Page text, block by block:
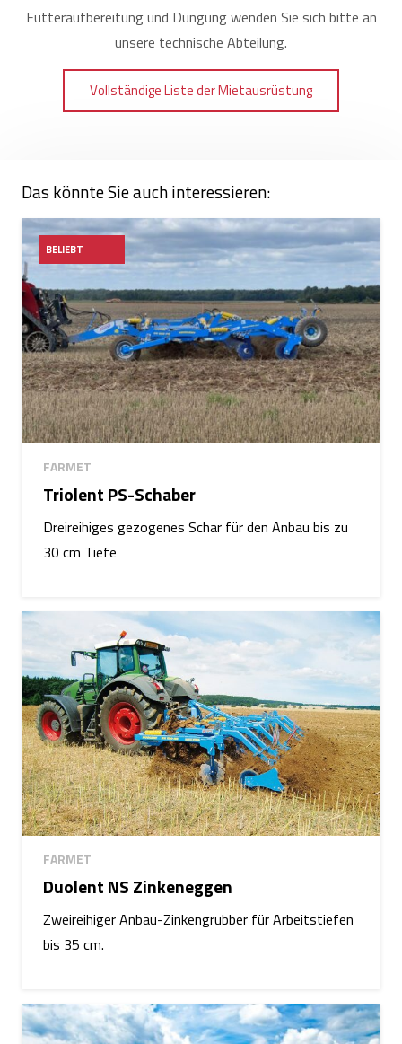
Futteraufbereitung und Düngung wenden Sie sich bitte an
unsere technische Abteilung.
Vollständige Liste der Mietausrüstung
Das könnte Sie auch interessieren:
BELIEBT
FARMET
Triolent PS-Schaber
Dreireihiges gezogenes Schar für den Anbau bis zu
30 cm Tiefe
FARMET
Duolent NS Zinkeneggen
Zweireihiger Anbau-Zinkengrubber für Arbeitstiefen
bis 35 cm.